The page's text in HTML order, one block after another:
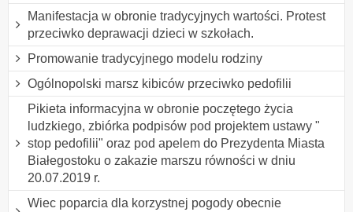
Manifestacja w obronie tradycyjnych wartości. Protest
przeciwko deprawacji dzieci w szkołach.
Promowanie tradycyjnego modelu rodziny
Ogólnopolski marsz kibiców przeciwko pedofilii
Pikieta informacyjna w obronie poczętego życia
ludzkiego, zbiórka podpisów pod projektem ustawy "
stop pedofilii" oraz pod apelem do Prezydenta Miasta
Białegostoku o zakazie marszu równości w dniu
20.07.2019 r.
Wiec poparcia dla korzystnej pogody obecnie